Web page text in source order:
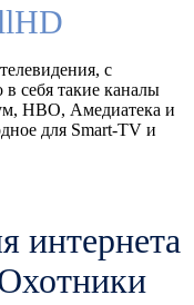
с
себя такие каналы
HBO, Амедиатека и
для Smart-TV и
интернета